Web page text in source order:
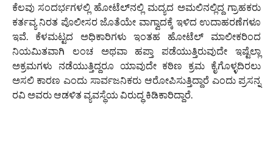
ಕೆಲವು ಸಂದರ್ಭಗಳಲ್ಲಿ ಹೋಟೆಲ್‌ನಲ್ಲಿ ಮದ್ಯದ ಅಮಲಿನಲ್ಲಿದ್ದ ಗ್ರಾಹಕರು
ಕರ್ತವ್ಯ ನಿರತ ಪೊಲೀಸರ ಜೊತೆಯೇ ವಾಗ್ವಾದಕ್ಕೆ ಇಳಿದ ಉದಾಹರಣೆಗಳೂ
ಇವೆ. ಕೆಳಮಟ್ಟದ ಅಧಿಕಾರಿಗಳು ಇಂತಹ ಹೋಟೆಲ್‌ ಮಾಲೀಕರಿಂದ
ನಿಯಮಿತವಾಗಿ ಲಂಚ ಅಥವಾ ಹಪ್ತಾ ಪಡೆಯುತ್ತಿರುವುದೇ ಇಷ್ಟೆಲ್ಲಾ
ಅಕ್ರಮಗಳು ನಡೆಯುತ್ತಿದ್ದರೂ ಯಾವುದೇ ಕಠಿಣ ಕ್ರಮ ಕೈಗೊಳ್ಳದಿರಲು
ಅಸಲಿ ಕಾರಣ ಎಂದು ಸಾರ್ವಜನಿಕರು ಆರೋಪಿಸುತ್ತಿದ್ದಾರೆ ಎಂದು ಪ್ರಸನ್ನ
ರವಿ ಅವರು ಆಡಳಿತ ವ್ಯವಸ್ಥೆಯ ವಿರುದ್ಧ ಕಿಡಿಕಾರಿದ್ದಾರೆ.